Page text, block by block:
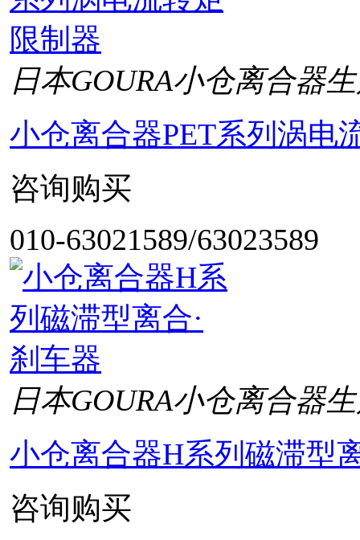
日本GOURA小仓离合器
小仓离合器PET系列涡电
咨询购买
010-63021589/63023589
日本GOURA小仓离合器
小仓离合器H系列磁滞型
咨询购买